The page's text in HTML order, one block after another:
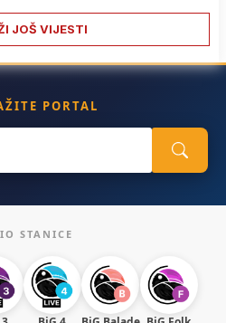
JOŠ VIJESTI
PORTAL
STANICE